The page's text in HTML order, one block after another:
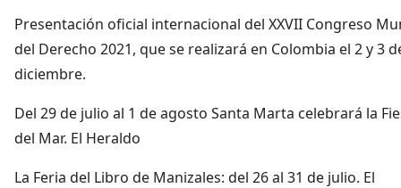
Presentación oficial internacional del XXVII Congreso
del Derecho 2021, que se realizará en Colombia el 2 y 3
diciembre.
Del 29 de julio al 1 de agosto Santa Marta celebrará la
del Mar. El Heraldo
La Feria del Libro de Manizales: del 26 al 31 de julio. El